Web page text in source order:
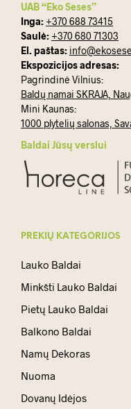
UAB “Eko Seses”
Inga: +370 688 73415
Saulė: +370 680 71303
El. paštas:
Ekspozicijos adresas:
Pagrindinė Vilnius:
Baldų namai SKRAJA,
Mini Kaunas:
1000 plytelių salonas,
Baldai Jūsų verslui
PREKIŲ KATEGORIJOS
Lauko Baldai
Minkšti Lauko Baldai
Pietų Lauko Baldai
Balkono Baldai
Namų Dekoras
Nuoma
Dovanų Idėjos